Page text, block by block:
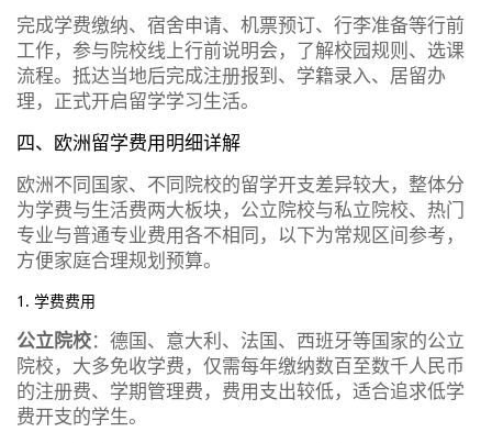
完成学费缴纳、宿舍申请、机票预订、行李准备等行前
工作，参与院校线上行前说明会，了解校园规则、选课
流程。抵达当地后完成注册报到、学籍录入、居留办
理，正式开启留学学习生活。
四、欧洲留学费用明细详解
欧洲不同国家、不同院校的留学开支差异较大，整体分
为学费与生活费两大板块，公立院校与私立院校、热门
专业与普通专业费用各不相同，以下为常规区间参考，
方便家庭合理规划预算。
1. 学费费用
公立院校：德国、意大利、法国、西班牙等国家的公立
院校，大多免收学费，仅需每年缴纳数百至数千人民币
的注册费、学期管理费，费用支出较低，适合追求低学
费开支的学生。